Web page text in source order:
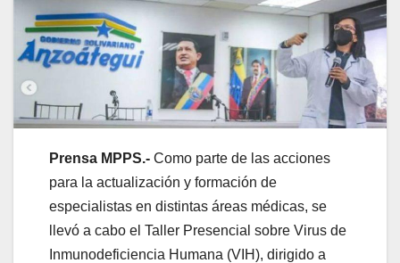
Prensa MPPS.- Como parte de las acciones
para la actualización y formación de
especialistas en distintas áreas médicas, se
llevó a cabo el Taller Presencial sobre Virus de
Inmunodeficiencia Humana (VIH), dirigido a